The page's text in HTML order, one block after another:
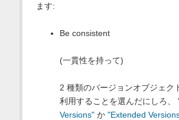
ます:
Be consistent
(一貫性を持って)
2 種類のバージョンオブジェク
利用することを選んだにしろ、
Versions"か "Extended